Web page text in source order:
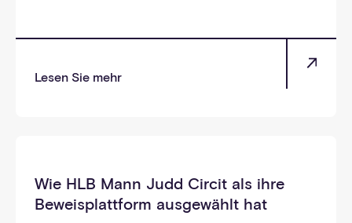
Lesen Sie mehr
Wie HLB Mann Judd Circit als ihre
Beweisplattform ausgewählt hat